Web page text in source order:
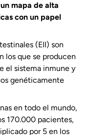
mapa de alta
con un papel
(EII) son
los que se producen
el sistema inmune y
genéticamente
en todo el mundo,
170.000 pacientes,
por 5 en los